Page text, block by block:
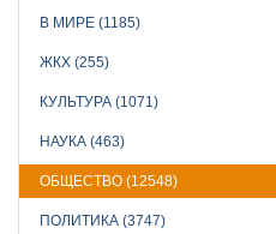
В МИРЕ (1185)
ЖКХ (255)
КУЛЬТУРА (1071)
НАУКА (463)
ОБЩЕСТВО (12548)
ПОЛИТИКА (3747)